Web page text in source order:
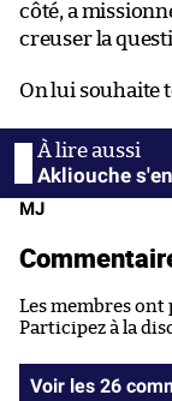
côté, a
creuser la
On lui souhaite
Akliouche
MJ
Les membres ont
Participez à la
Voir les